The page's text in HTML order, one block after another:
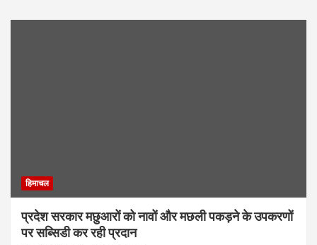
हिमाचल
प्रदेश सरकार मछुआरों को नावों और मछली पकड़ने के उपकरणों
पर सब्सिडी कर रही प्रदान